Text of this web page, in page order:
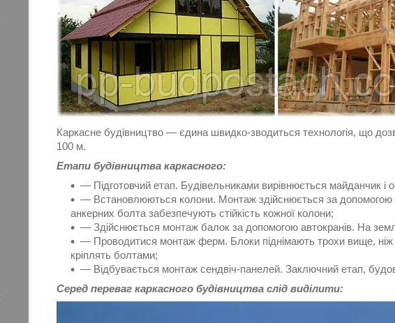
Каркасне будівництво ― єдина швидко-зводиться технологія, що
100 м.
Етапи будівництва каркасного:
― Підготовчий етап. Будівельниками вирівнюється майданчик
― Встановлюються колони. Монтаж здійснюється за допомогою
анкерних болта забезпечують стійкість кожної колони;
― Здійснюється монтаж балок за допомогою автокранів. На
― Проводитися монтаж ферм. Блоки піднімають трохи вище, ніж
кріплять болтами;
― Відбувається монтаж сендвіч-панелей. Заключний етап,
Серед переваг каркасного будівництва слід виділити: